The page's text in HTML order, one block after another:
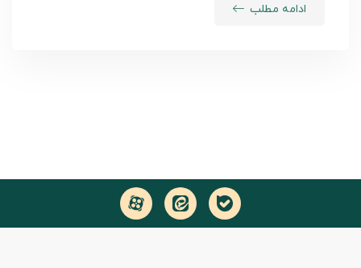
ادامه مطلب